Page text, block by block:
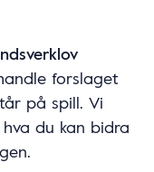
forslaget
på spill. Vi
du kan bidra